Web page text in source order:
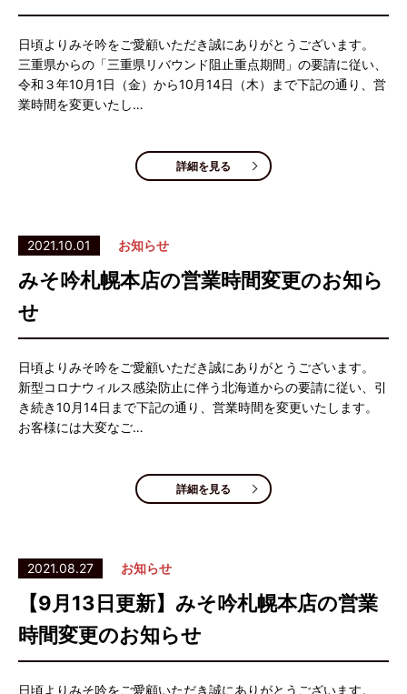
日頃よりみそ吟をご愛顧いただき誠にありがとうございます。
三重県からの「三重県リバウンド阻止重点期間」の要請に従い、
令和３年10月1日（金）から10月14日（木）まで下記の通り、営
業時間を変更いたし…
詳細を見る
2021.10.01 お知らせ
みそ吟札幌本店の営業時間変更のお知ら
せ
日頃よりみそ吟をご愛顧いただき誠にありがとうございます。
新型コロナウィルス感染防止に伴う北海道からの要請に従い、引
き続き10月14日まで下記の通り、営業時間を変更いたします。
お客様には大変なご…
詳細を見る
2021.08.27 お知らせ
【9月13日更新】みそ吟札幌本店の営業
時間変更のお知らせ
日頃よりみそ吟をご愛顧いただき誠にありがとうございます。